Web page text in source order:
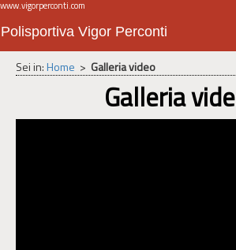
www.vigorperconti.com
Polisportiva Vigor Perconti
Sei in:Home > Galleria video
Galleria